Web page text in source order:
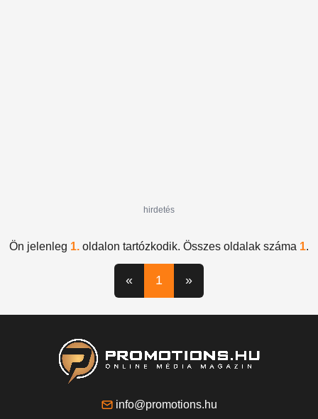
hirdetés
Ön jelenleg 1. oldalon tartózkodik. Összes oldalak száma 1.
« 1 »
info@promotions.hu